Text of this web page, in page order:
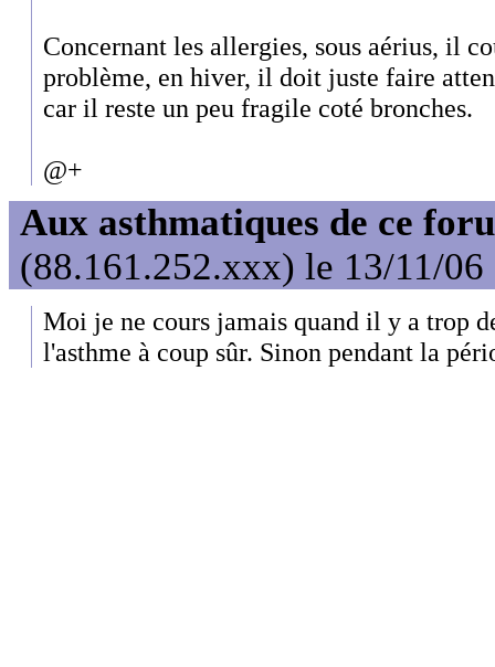
Concernant les allergies, sous aérius, il
problème, en hiver, il doit juste faire
car il reste un peu fragile coté bronches.
@+
Aux asthmatiques de ce
(88.161.252.xxx) le 13/11/06
Moi je ne cours jamais quand il y a trop
l'asthme à coup sûr. Sinon pendant la